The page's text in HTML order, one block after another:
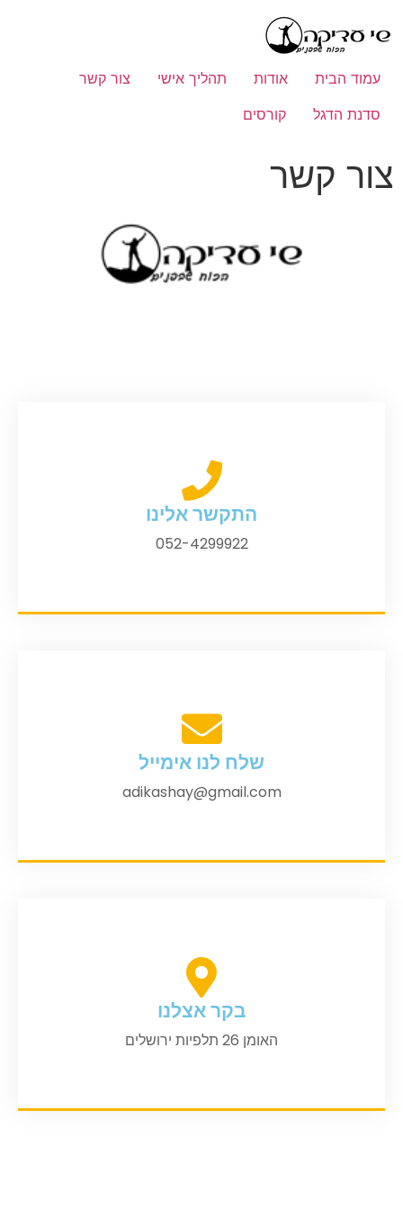
עמוד הבית אודות תהליך אישי
צור קשר
סדנת הדגל
קורסים
צור קשר
התקשר אלינו
052-4299922
שלח לנו אימייל
adikashay@gmail.com
בקר אצלנו
האומן 26 תלפיות ירושלים